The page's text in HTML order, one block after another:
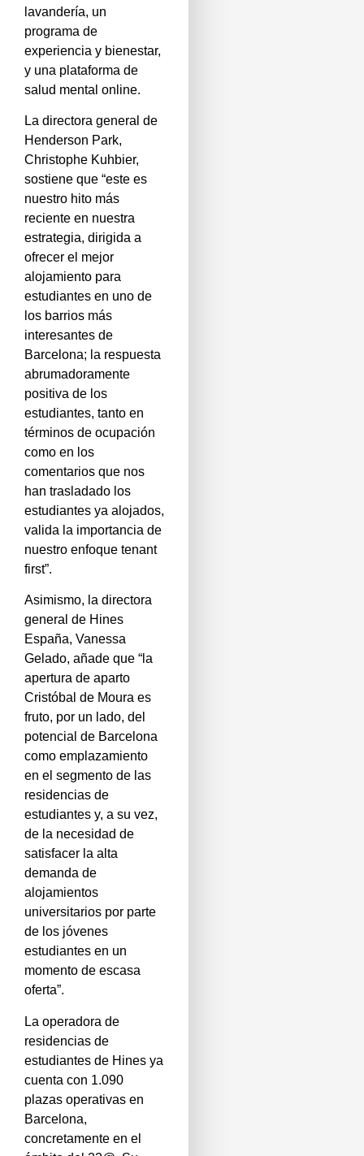
lavandería, un
programa de
experiencia y bienestar,
y una plataforma de
salud mental online.
La directora general de
Henderson Park,
Christophe Kuhbier,
sostiene que “este es
nuestro hito más
reciente en nuestra
estrategia, dirigida a
ofrecer el mejor
alojamiento para
estudiantes en uno de
los barrios más
interesantes de
Barcelona; la respuesta
abrumadoramente
positiva de los
estudiantes, tanto en
términos de ocupación
como en los
comentarios que nos
han trasladado los
estudiantes ya alojados,
valida la importancia de
nuestro enfoque tenant
first”.
Asimismo, la directora
general de Hines
España, Vanessa
Gelado, añade que “la
apertura de aparto
Cristóbal de Moura es
fruto, por un lado, del
potencial de Barcelona
como emplazamiento
en el segmento de las
residencias de
estudiantes y, a su vez,
de la necesidad de
satisfacer la alta
demanda de
alojamientos
universitarios por parte
de los jóvenes
estudiantes en un
momento de escasa
oferta”.
La operadora de
residencias de
estudiantes de Hines ya
cuenta con 1.090
plazas operativas en
Barcelona,
concretamente en el